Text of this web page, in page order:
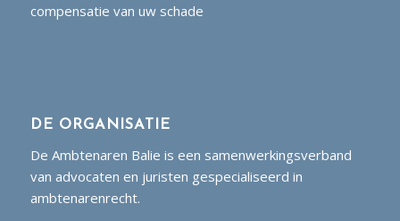
compensatie van uw schade
DE ORGANISATIE
De Ambtenaren Balie is een samenwerkingsverband
van advocaten en juristen gespecialiseerd in
ambtenarenrecht.